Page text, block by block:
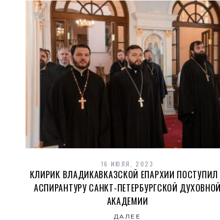
16 ИЮЛЯ, 2023
КЛИРИК ВЛАДИКАВКАЗСКОЙ ЕПАРХИИ ПОСТУПИЛ
АСПИРАНТУРУ САНКТ-ПЕТЕРБУРГСКОЙ
АКАДЕМИИ
ДАЛЕЕ